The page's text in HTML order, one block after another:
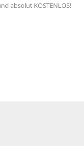
absolut KOSTENLOS!